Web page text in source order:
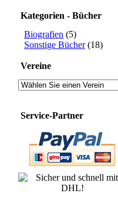
Kategorien - Bücher
Biografien (5)
Sonstige Bücher(18)
Vereine
Service-Partner